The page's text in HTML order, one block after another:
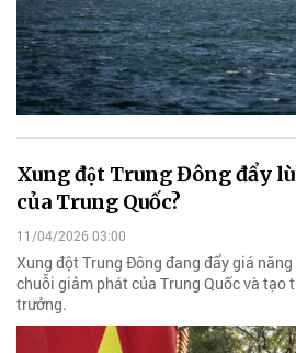
Xung đột Trung Đông đẩy
của Trung Quốc?
11/04/2026 03:00
Xung đột Trung Đông đang đẩy giá
chuỗi giảm phát của Trung Quốc và tạo
trưởng.